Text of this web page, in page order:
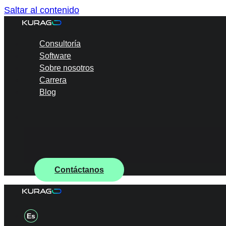
Saltar al contenido
Consultoría
Software
Sobre nosotros
Carrera
Blog
Contáctanos
Es